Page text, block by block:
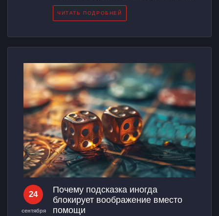
ЧИТАТЬ ПОДРОБНЕЙ
24
сентября
Почему подсказка иногда
блокирует воображение вместо
помощи